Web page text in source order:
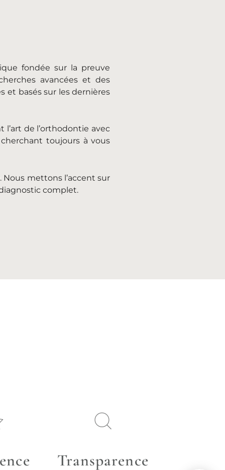
fondée sur la preuve
avancées et des
et basés sur les dernières
de l’orthodontie avec
toujours à vous
mettons l’accent sur
complet.
Transparence